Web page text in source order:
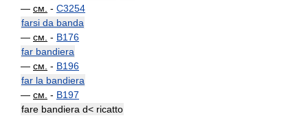
— см. - C3254
farsi da banda
— см. - B176
far bandiera
— см. - B196
far la bandiera
— см. - B197
fare bandiera d< ricatto